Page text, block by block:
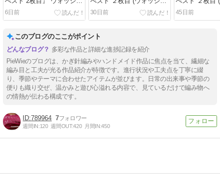
コットンクロッシェ ストロ
ベリーピンク かぎ針編み
ハンドメイド 編み物
6日前
コットンクロッシェ ストロ
ベリーピンク かぎ針編み
ハンドメイド 編み物
第2子誕生！！
30日前
コットンクロ
ベリーピンク
ハンドメイド
45日前
このブログのここがポイント
多彩な作品と詳細な進捗記録を紹介
PieWieのブログは、かぎ針編みやハンドメイド作品に焦点を当て、繊細な
編み目と工夫が光る作品紹介が特徴です。進行状況や工夫点を丁寧に綴
り、季節やテーマに合わせたアイテムが並びます。日常の出来事や季節の
便りも織り交ぜ、温かみと遊び心溢れる内容で、見ているだけで編み物へ
の情熱が伝わる構成です。
789964 7
週間IN:120 週間OUT:420 月間IN:450